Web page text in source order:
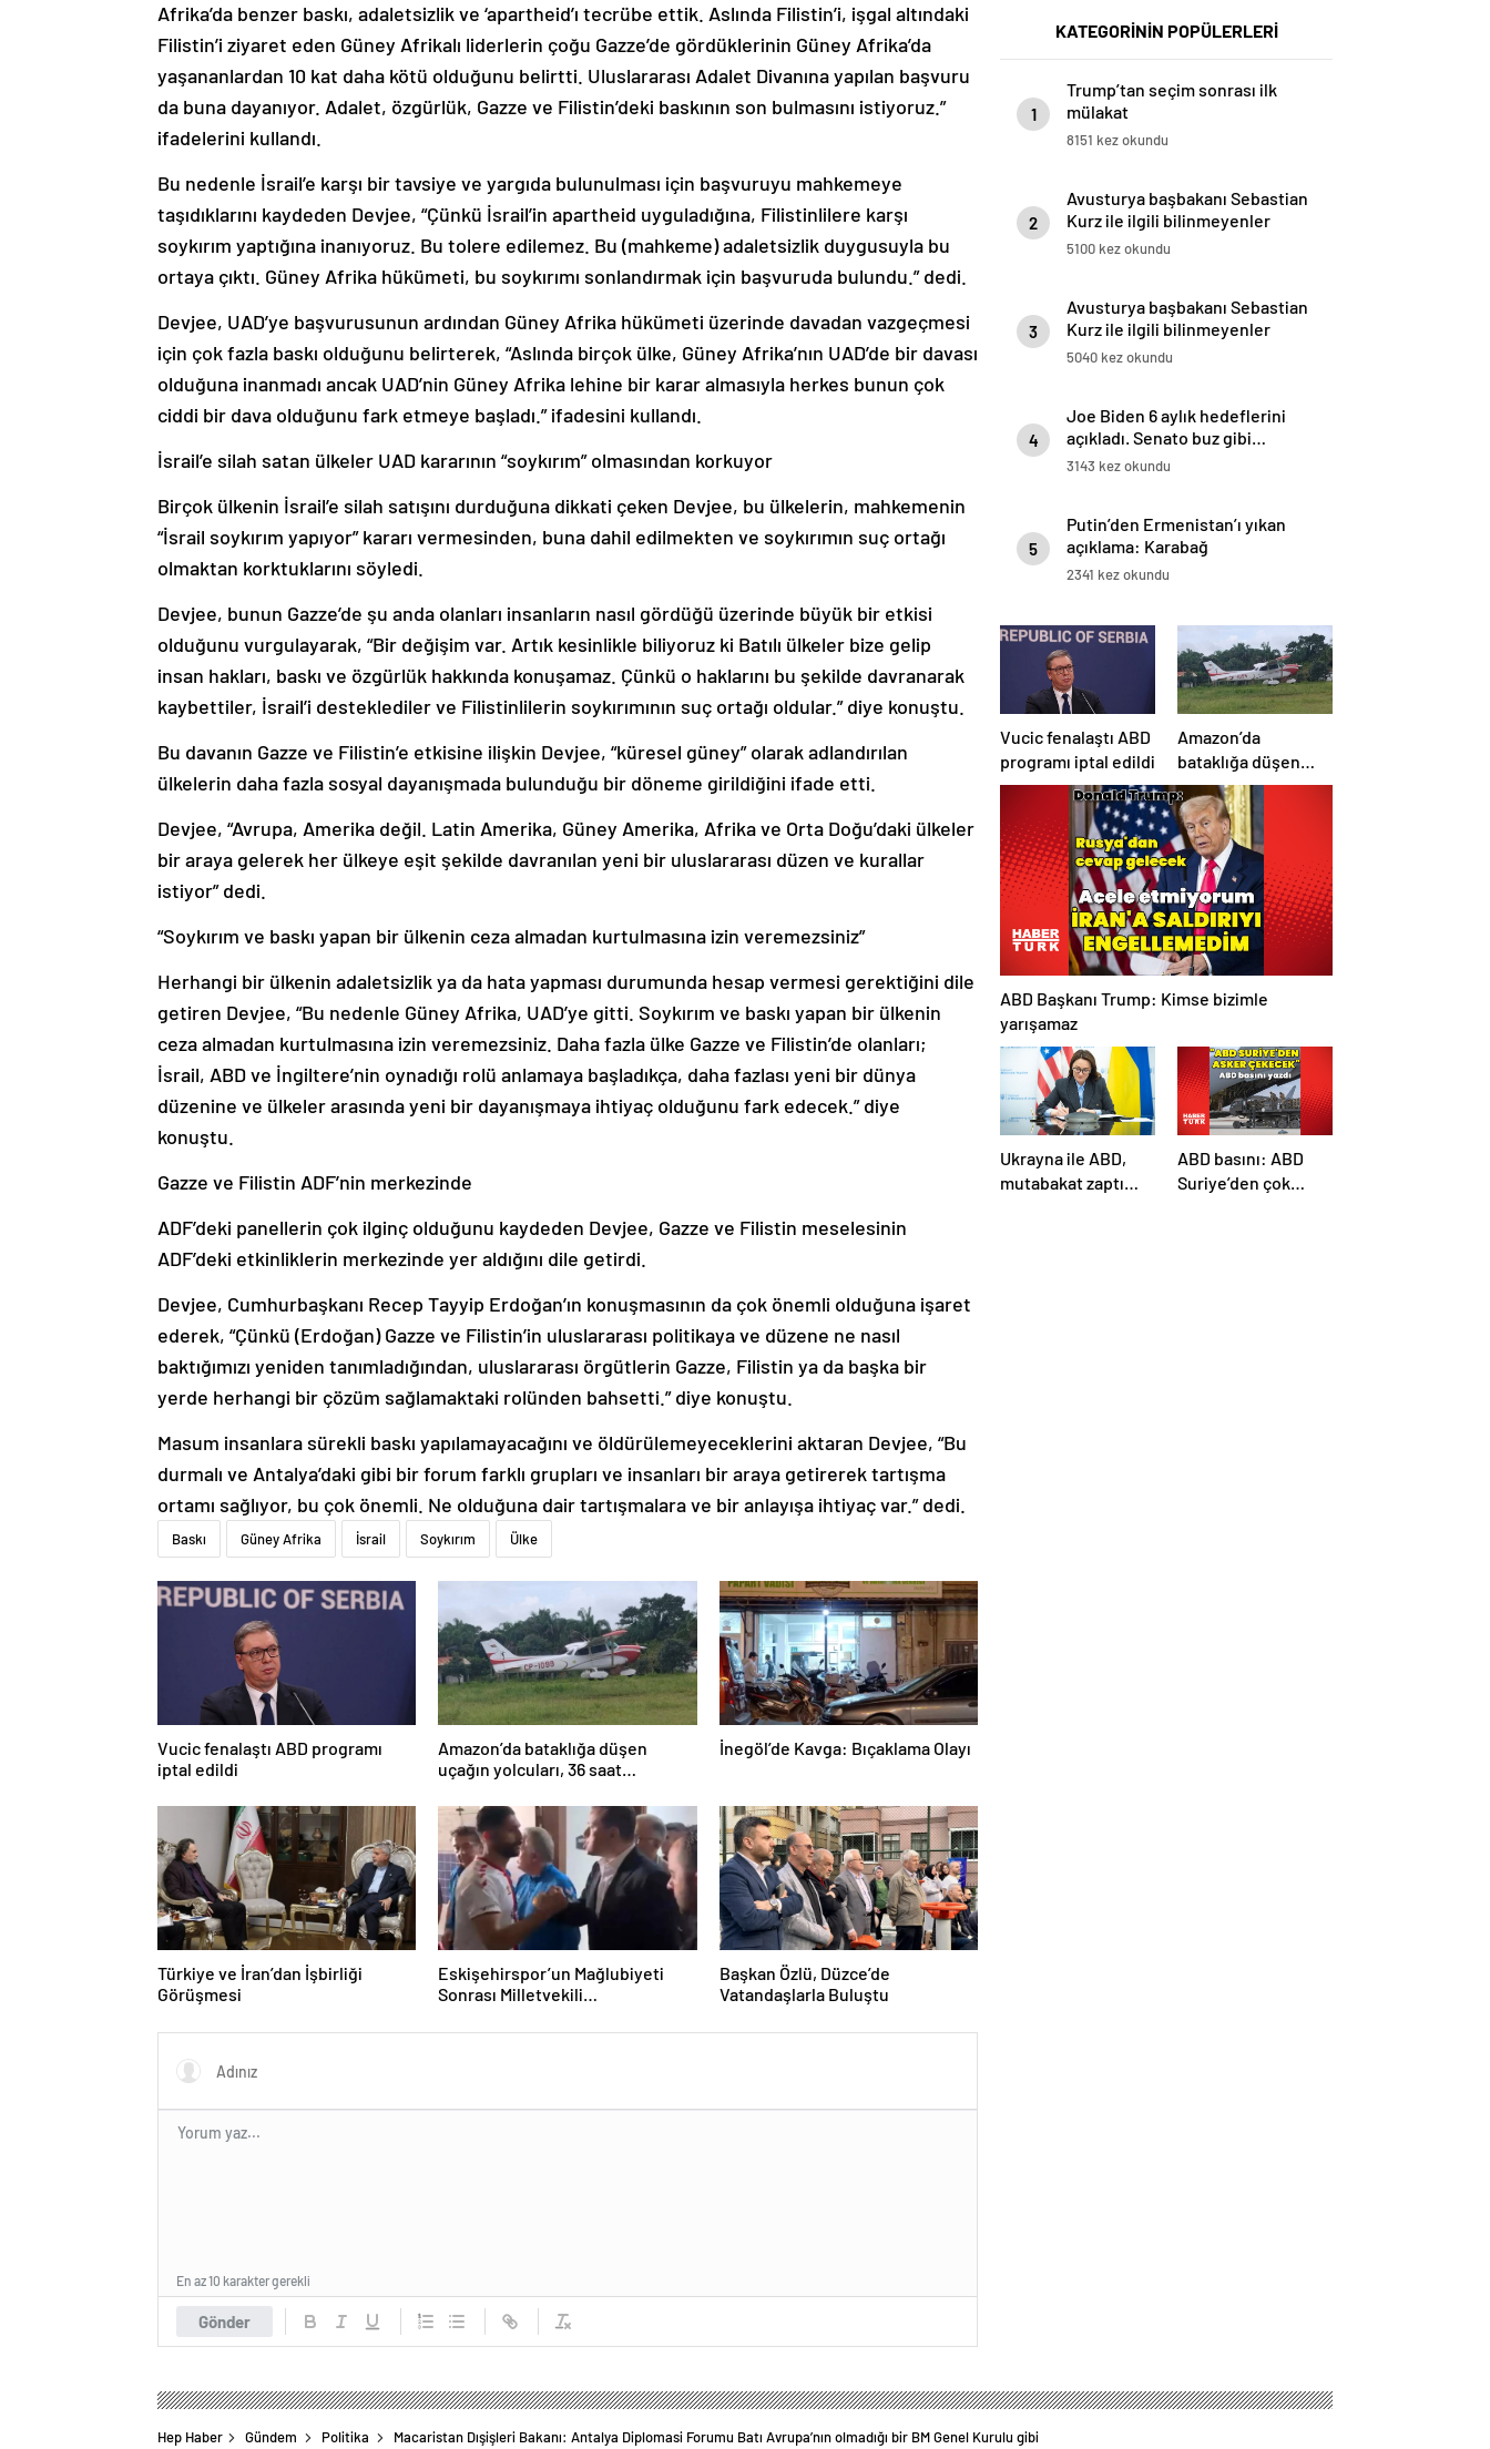
Afrika’da benzer baskı, adaletsizlik ve ‘apartheid’ı tecrübe ettik. Aslında Filistin’i, işgal altındaki
Filistin’i ziyaret eden Güney Afrikalı liderlerin çoğu Gazze’de gördüklerinin Güney Afrika’da
yaşananlardan 10 kat daha kötü olduğunu belirtti. Uluslararası Adalet Divanına yapılan başvuru
da buna dayanıyor. Adalet, özgürlük, Gazze ve Filistin’deki baskının son bulmasını istiyoruz.”
ifadelerini kullandı.
Bu nedenle İsrail’e karşı bir tavsiye ve yargıda bulunulması için başvuruyu mahkemeye
taşıdıklarını kaydeden Devjee, “Çünkü İsrail’in apartheid uyguladığına, Filistinlilere karşı
soykırım yaptığına inanıyoruz. Bu tolere edilemez. Bu (mahkeme) adaletsizlik duygusuyla bu
ortaya çıktı. Güney Afrika hükümeti, bu soykırımı sonlandırmak için başvuruda bulundu.” dedi.
Devjee, UAD’ye başvurusunun ardından Güney Afrika hükümeti üzerinde davadan vazgeçmesi
için çok fazla baskı olduğunu belirterek, “Aslında birçok ülke, Güney Afrika’nın UAD’de bir davası
olduğuna inanmadı ancak UAD’nin Güney Afrika lehine bir karar almasıyla herkes bunun çok
ciddi bir dava olduğunu fark etmeye başladı.” ifadesini kullandı.
İsrail’e silah satan ülkeler UAD kararının “soykırım” olmasından korkuyor
Birçok ülkenin İsrail’e silah satışını durduğuna dikkati çeken Devjee, bu ülkelerin, mahkemenin
“İsrail soykırım yapıyor” kararı vermesinden, buna dahil edilmekten ve soykırımın suç ortağı
olmaktan korktuklarını söyledi.
Devjee, bunun Gazze’de şu anda olanları insanların nasıl gördüğü üzerinde büyük bir etkisi
olduğunu vurgulayarak, “Bir değişim var. Artık kesinlikle biliyoruz ki Batılı ülkeler bize gelip
insan hakları, baskı ve özgürlük hakkında konuşamaz. Çünkü o haklarını bu şekilde davranarak
kaybettiler, İsrail’i desteklediler ve Filistinlilerin soykırımının suç ortağı oldular.” diye konuştu.
Bu davanın Gazze ve Filistin’e etkisine ilişkin Devjee, “küresel güney” olarak adlandırılan
ülkelerin daha fazla sosyal dayanışmada bulunduğu bir döneme girildiğini ifade etti.
Devjee, “Avrupa, Amerika değil. Latin Amerika, Güney Amerika, Afrika ve Orta Doğu’daki ülkeler
bir araya gelerek her ülkeye eşit şekilde davranılan yeni bir uluslararası düzen ve kurallar
istiyor” dedi.
“Soykırım ve baskı yapan bir ülkenin ceza almadan kurtulmasına izin veremezsiniz”
Herhangi bir ülkenin adaletsizlik ya da hata yapması durumunda hesap vermesi gerektiğini dile
getiren Devjee, “Bu nedenle Güney Afrika, UAD’ye gitti. Soykırım ve baskı yapan bir ülkenin
ceza almadan kurtulmasına izin veremezsiniz. Daha fazla ülke Gazze ve Filistin’de olanları;
İsrail, ABD ve İngiltere’nin oynadığı rolü anlamaya başladıkça, daha fazlası yeni bir dünya
düzenine ve ülkeler arasında yeni bir dayanışmaya ihtiyaç olduğunu fark edecek.” diye
konuştu.
Gazze ve Filistin ADF’nin merkezinde
ADF’deki panellerin çok ilginç olduğunu kaydeden Devjee, Gazze ve Filistin meselesinin
ADF’deki etkinliklerin merkezinde yer aldığını dile getirdi.
Devjee, Cumhurbaşkanı Recep Tayyip Erdoğan’ın konuşmasının da çok önemli olduğuna işaret
ederek, “Çünkü (Erdoğan) Gazze ve Filistin’in uluslararası politikaya ve düzene ne nasıl
baktığımızı yeniden tanımladığından, uluslararası örgütlerin Gazze, Filistin ya da başka bir
yerde herhangi bir çözüm sağlamaktaki rolünden bahsetti.” diye konuştu.
Masum insanlara sürekli baskı yapılamayacağını ve öldürülemeyeceklerini aktaran Devjee, “Bu
durmalı ve Antalya’daki gibi bir forum farklı grupları ve insanları bir araya getirerek tartışma
ortamı sağlıyor, bu çok önemli. Ne olduğuna dair tartışmalara ve bir anlayışa ihtiyaç var.” dedi.
Baskı Güney Afrika İsrail Soykırım Ülke
Vucic fenalaştı ABD programı
iptal edildi
Amazon’da bataklığa düşen
uçağın yolcuları, 36 saat
İnegöl’de Kavga: Bıçaklama Olayı
Türkiye ve İran’dan İşbirliği
Görüşmesi
Eskişehirspor’un Mağlubiyeti
Sonrası Milletvekili
Başkan Özlü, Düzce’de
Vatandaşlarla Buluştu
Gönder
En az 10 karakter gerekli
KATEGORİNİN POPÜLERLERİ
1
Trump’tan seçim sonrası ilk
mülakat
8151 kez okundu
2
Avusturya başbakanı Sebastian
Kurz ile ilgili bilinmeyenler
5100 kez okundu
3
Avusturya başbakanı Sebastian
Kurz ile ilgili bilinmeyenler
5040 kez okundu
4
Joe Biden 6 aylık hedeflerini
açıkladı. Senato buz gibi…
3143 kez okundu
5
Putin’den Ermenistan’ı yıkan
açıklama: Karabağ
Azerbaycan’ın ayrılmaz bir
2341 kez okundu
Vucic fenalaştı ABD
programı iptal edildi
Amazon’da
bataklığa düşen
uçağın yolcuları, 36
saat kurtarılmayı
bekledi
ABD Başkanı Trump: Kimse bizimle
yarışamaz
Ukrayna ile ABD,
mutabakat zaptı
ABD basını: ABD
Suriye’den çok
Hep Haber Gündem Politika Macaristan Dışişleri Bakanı: Antalya Diplomasi Forumu Batı Avrupa’nın olmadığı bir BM Genel Kurulu gibi